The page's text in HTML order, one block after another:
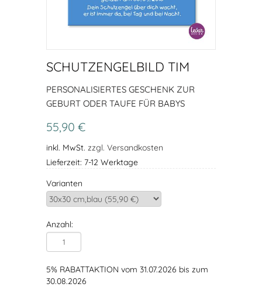
SCHUTZENGELBILD TIM
PERSONALISIERTES GESCHENK ZUR
GEBURT ODER TAUFE FÜR BABYS
55,90 €
inkl. MwSt. zzgl. Versandkosten
Lieferzeit: 7-12 Werktage
Varianten
Anzahl:
5% RABATTAKTION vom 31.07.2026 bis zum
30.08.2026